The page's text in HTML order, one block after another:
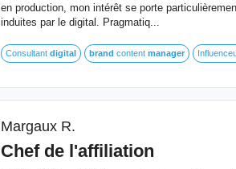
en production, mon intérêt se porte
induites par le digital. Pragmatiq...
Consultant digital brand content manager
Margaux R.
Chef de l'affiliation